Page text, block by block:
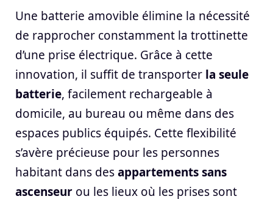
Une batterie amovible élimine la nécessité
de rapprocher constamment la trottinette
d’une prise électrique. Grâce à cette
innovation, il suffit de transporter la seule
batterie, facilement rechargeable à
domicile, au bureau ou même dans des
espaces publics équipés. Cette flexibilité
s’avère précieuse pour les personnes
habitant dans desappartements sans
ascenseur ou les lieux où les prises sont